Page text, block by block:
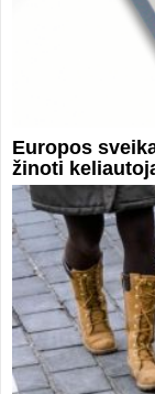
Europos
žinoti